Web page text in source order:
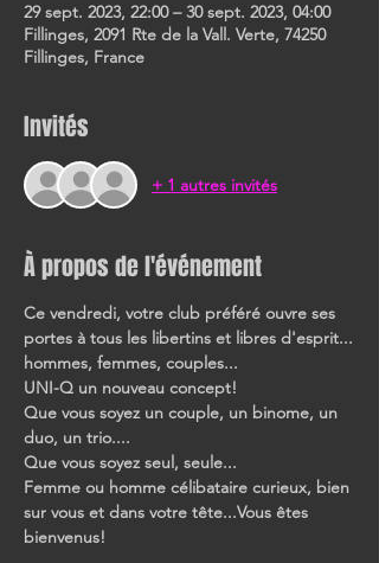
29 sept. 2023, 22:00 – 30 sept. 2023, 04:00
Fillinges, 2091 Rte de la Vall. Verte, 74250
Fillinges, France
Invités
+ 1 autres invités
À propos de l'événement
Ce vendredi, votre club préféré ouvre ses
portes à tous les libertins et libres d'esprit...
hommes, femmes, couples...
UNI-Q un nouveau concept!
Que vous soyez un couple, un binome, un
duo, un trio....
Que vous soyez seul, seule...
Femme ou homme célibataire curieux, bien
sur vous et dans votre tête...Vous êtes
bienvenus!